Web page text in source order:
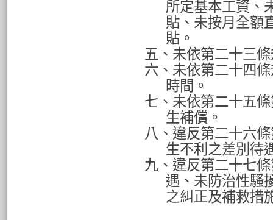
所定基本工資、
貼、未按月全額
貼。
五、未依第二十三
六、未依第二十四
時間。
七、未依第二十五
生補償。
八、違反第二十六
生不利之差別待
九、違反第二十七
遇、未防治性騷
之糾正及補救措